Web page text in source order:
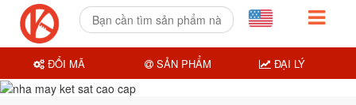
ĐỔI MÃ SẢN PHẨM ĐẠI LÝ